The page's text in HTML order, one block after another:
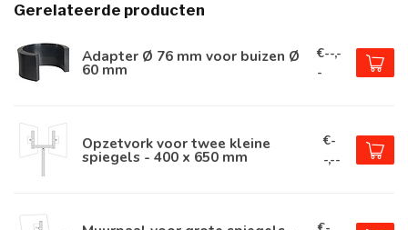
Gerelateerde producten
Adapter Ø 76 mm voor buizen Ø
60 mm
€--,-
-
Opzetvork voor twee kleine
spiegels - 400 x 650 mm
€-
-,--